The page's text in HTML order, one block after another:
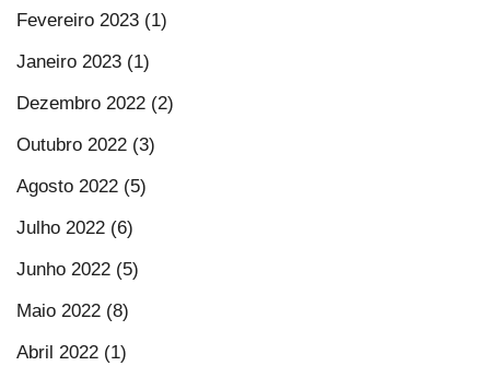
Fevereiro 2023 (1)
Janeiro 2023 (1)
Dezembro 2022 (2)
Outubro 2022 (3)
Agosto 2022 (5)
Julho 2022 (6)
Junho 2022 (5)
Maio 2022 (8)
Abril 2022 (1)